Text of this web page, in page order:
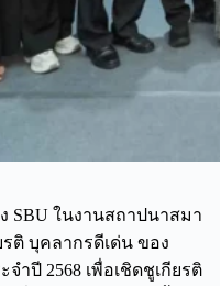
SBU ในงานสถาปนาสมา
ติ บุคลากรดีเด่น ของ
ำปี 2568 เพื่อเชิดชูเกียรติ